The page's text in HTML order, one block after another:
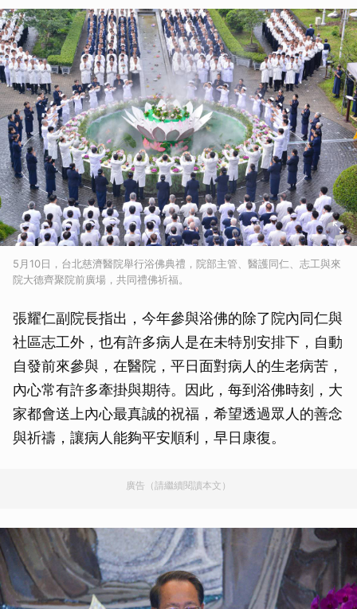
5月10日，台北慈濟醫院舉行浴佛典禮，院部主管、醫護同仁、志工與來
院大德齊聚院前廣場，共同禮佛祈福。
張耀仁副院長指出，今年參與浴佛的除了院內同仁與
社區志工外，也有許多病人是在未特別安排下，自動
自發前來參與，在醫院，平日面對病人的生老病苦，
內心常有許多牽掛與期待。因此，每到浴佛時刻，大
家都會送上內心最真誠的祝福，希望透過眾人的善念
與祈禱，讓病人能夠平安順利，早日康復。
廣告（請繼續閱讀本文）